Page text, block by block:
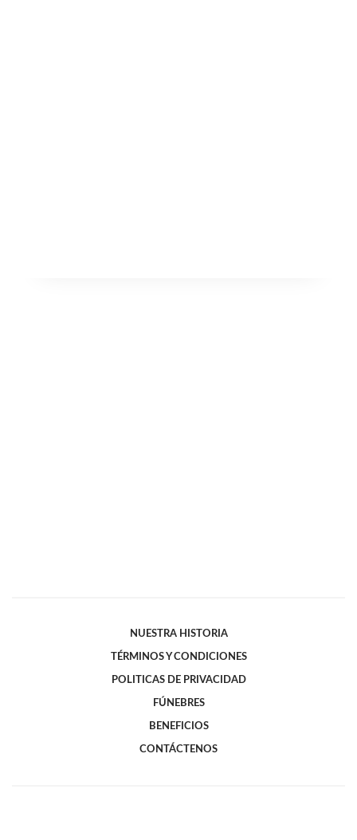
NUESTRA HISTORIA
TÉRMINOS Y CONDICIONES
POLITICAS DE PRIVACIDAD
FÚNEBRES
BENEFICIOS
CONTÁCTENOS